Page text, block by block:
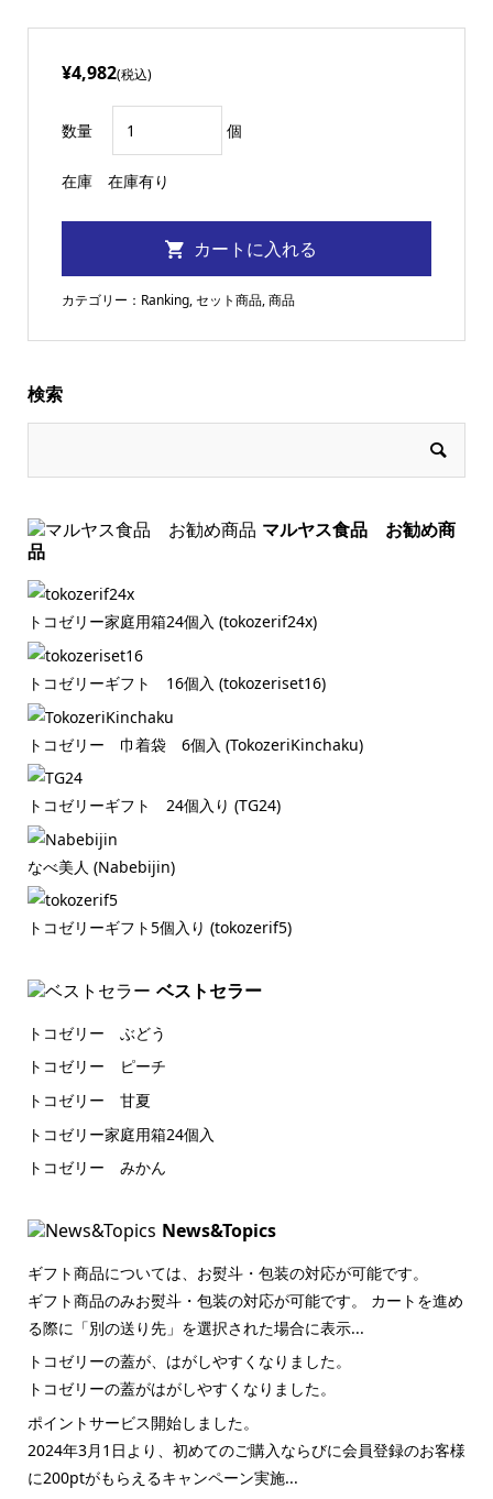
¥4,982(税込)
数量 個
在庫 在庫有り
カテゴリー： Ranking,セット商品,商品
検索
マルヤス食品 お勧め商
品
トコゼリー家庭用箱24個入 (tokozerif24x)
トコゼリーギフト 16個入 (tokozeriset16)
トコゼリー 巾着袋 6個入 (TokozeriKinchaku)
トコゼリーギフト 24個入り (TG24)
なべ美人 (Nabebijin)
トコゼリーギフト5個入り (tokozerif5)
ベストセラー
トコゼリー ぶどう
トコゼリー ピーチ
トコゼリー 甘夏
トコゼリー家庭用箱24個入
トコゼリー みかん
News&Topics
ギフト商品については、お熨斗・包装の対応が可能です。
ギフト商品のみお熨斗・包装の対応が可能です。 カートを進め
る際に「別の送り先」を選択された場合に表示...
トコゼリーの蓋が、はがしやすくなりました。
トコゼリーの蓋がはがしやすくなりました。
ポイントサービス開始しました。
2024年3月1日より、初めてのご購入ならびに会員登録のお客様
に200ptがもらえるキャンペーン実施...